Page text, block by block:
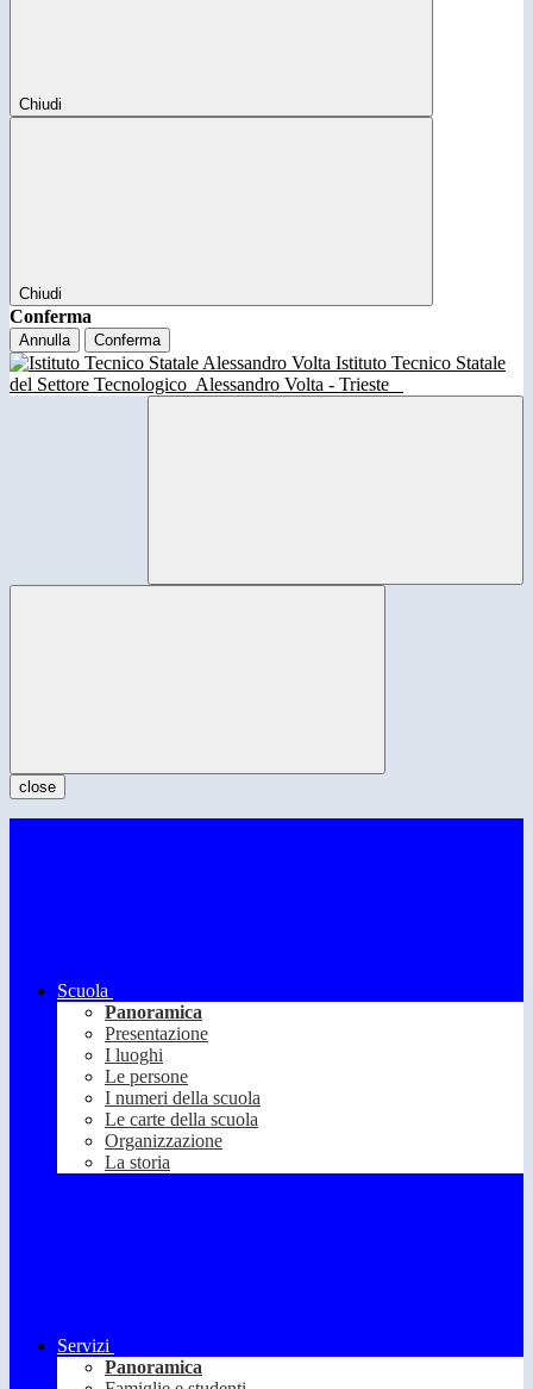
Chiudi
Chiudi
Conferma
Annulla Conferma
Istituto Tecnico Statale
del Settore Tecnologico Alessandro Volta - Trieste
close
Scuola
Panoramica
Presentazione
I luoghi
Le persone
I numeri della scuola
Le carte della scuola
Organizzazione
La storia
Servizi
Panoramica